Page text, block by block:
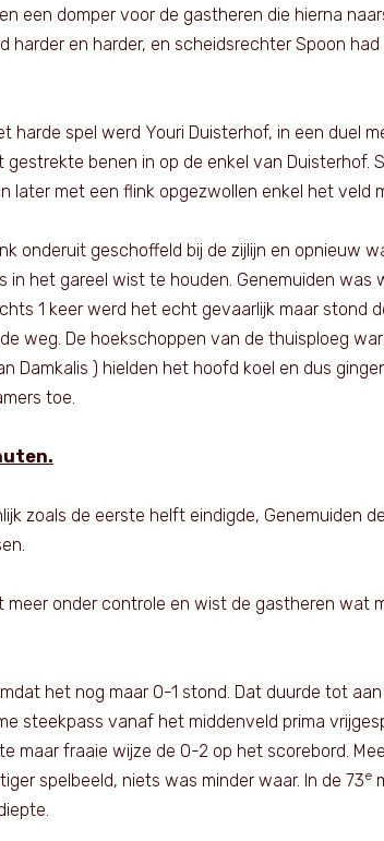
een domper voor de gastheren die hierna
harder en harder, en scheidsrechter Spoon
harde spel werd Youri Duisterhof, in een duel
gestrekte benen in op de enkel van Duisterhof.
later met een flink opgezwollen enkel het veld
onderuit geschoffeld bij de zijlijn en opnieuw
in het gareel wist te houden. Genemuiden was
1 keer werd het echt gevaarlijk maar stond
weg. De hoekschoppen van de thuisploeg
Damkalis ) hielden het hoofd koel en dus
toe.
zoals de eerste helft eindigde, Genemuiden
onder controle en wist de gastheren wat
het nog maar 0-1 stond. Dat duurde tot
steekpass vanaf het middenveld prima
maar fraaie wijze de 0-2 op het scorebord.
spelbeeld, niets was minder waar. In de 73e